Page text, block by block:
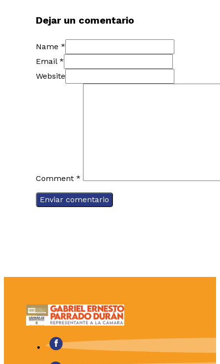
Dejar un comentario
Name *
Email *
Website
Comment *